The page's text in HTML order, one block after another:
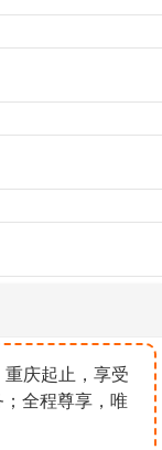
重庆起止，享受
全程尊享，唯